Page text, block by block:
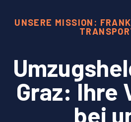
UNSERE MISSION:
Graz: Ihre
bei